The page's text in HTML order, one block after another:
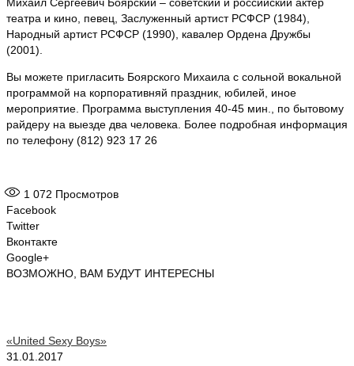
Михаил Сергеевич Боярский – советский и российский актёр
театра и кино, певец, Заслуженный артист РСФСР (1984),
Народный артист РСФСР (1990), кавалер Ордена Дружбы
(2001).
Вы можете пригласить Боярского Михаила с сольной вокальной
программой на корпоративняй праздник, юбилей, иное
мероприятие. Программа выступления 40-45 мин., по бытовому
райдеру на выезде два человека. Более подробная информация
по телефону (812) 923 17 26
1 072 Просмотров
Facebook
Twitter
Вконтакте
Google+
ВОЗМОЖНО, ВАМ БУДУТ ИНТЕРЕСНЫ
«United Sexy Boys»
31.01.2017